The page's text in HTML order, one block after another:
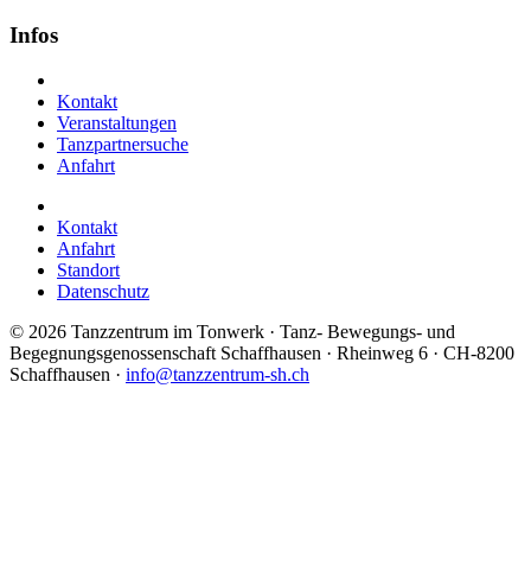
Infos
Kontakt
Veranstaltungen
Tanzpartnersuche
Anfahrt
Kontakt
Anfahrt
Standort
Datenschutz
© 2026 Tanzzentrum im Tonwerk · Tanz- Bewegungs- und
Begegnungsgenossenschaft Schaffhausen · Rheinweg 6 · CH-8200
Schaffhausen · info@tanzzentrum-sh.ch